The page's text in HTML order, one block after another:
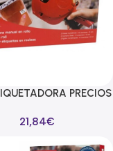
PRECIOS
26X16MM
21,84€